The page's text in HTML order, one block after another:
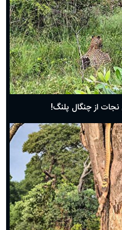
نجات از چنگال پلنگ!